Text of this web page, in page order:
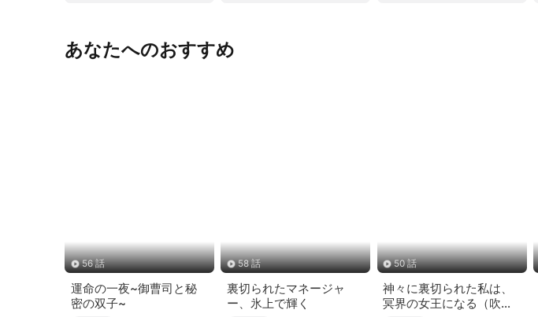
あなたへのおすすめ
56 話
運命の一夜~御曹司と秘
密の双子~
58 話
裏切られたマネージャ
ー、氷上で輝く
50 話
神々に裏切られた私は、
冥界の女王になる（吹き